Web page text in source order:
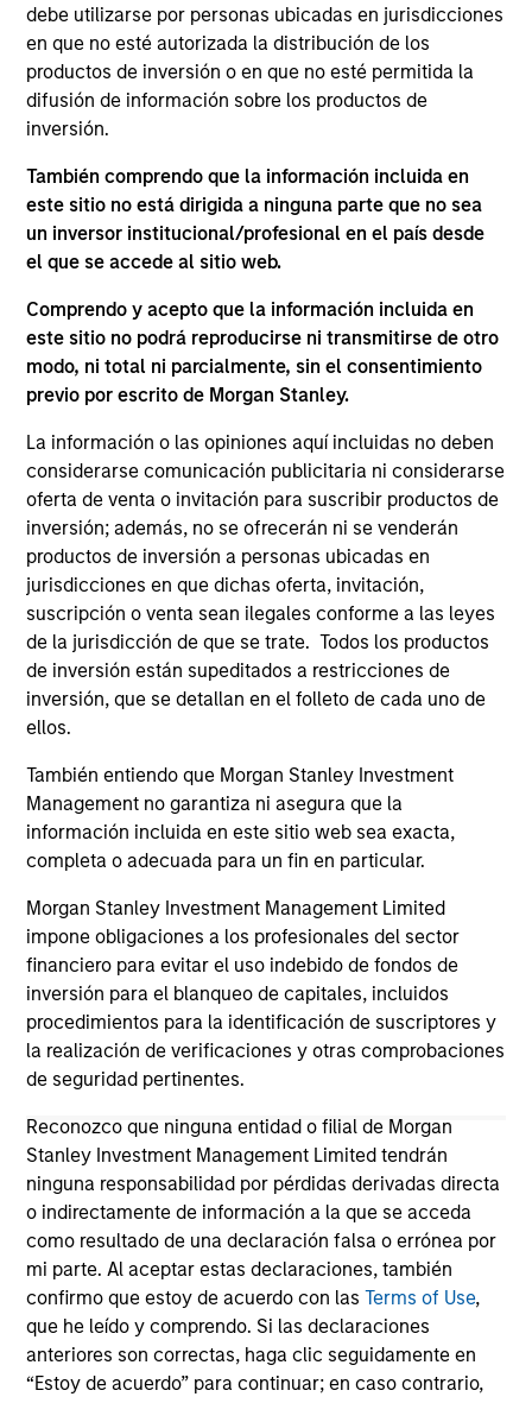
debe utilizarse por personas ubicadas en jurisdicciones
en que no esté autorizada la distribución de los
productos de inversión o en que no esté permitida la
difusión de información sobre los productos de
inversión.
También comprendo que la información incluida en
este sitio no está dirigida a ninguna parte que no sea
un inversor institucional/profesional en el país desde
el que se accede al sitio web.
Comprendo y acepto que la información incluida en
este sitio no podrá reproducirse ni transmitirse de otro
modo, ni total ni parcialmente, sin el consentimiento
previo por escrito de Morgan Stanley.
La información o las opiniones aquí incluidas no deben
considerarse comunicación publicitaria ni considerarse
oferta de venta o invitación para suscribir productos de
inversión; además, no se ofrecerán ni se venderán
productos de inversión a personas ubicadas en
jurisdicciones en que dichas oferta, invitación,
suscripción o venta sean ilegales conforme a las leyes
de la jurisdicción de que se trate. Todos los productos
de inversión están supeditados a restricciones de
inversión, que se detallan en el folleto de cada uno de
ellos.
También entiendo que Morgan Stanley Investment
Management no garantiza ni asegura que la
información incluida en este sitio web sea exacta,
completa o adecuada para un fin en particular.
Morgan Stanley Investment Management Limited
impone obligaciones a los profesionales del sector
financiero para evitar el uso indebido de fondos de
inversión para el blanqueo de capitales, incluidos
procedimientos para la identificación de suscriptores y
la realización de verificaciones y otras comprobaciones
de seguridad pertinentes.
Reconozco que ninguna entidad o filial de Morgan
Stanley Investment Management Limited tendrán
ninguna responsabilidad por pérdidas derivadas directa
o indirectamente de información a la que se acceda
como resultado de una declaración falsa o errónea por
mi parte. Al aceptar estas declaraciones, también
confirmo que estoy de acuerdo con lasTerms of Use,
que he leído y comprendo. Si las declaraciones
anteriores son correctas, haga clic seguidamente en
“Estoy de acuerdo” para continuar; en caso contrario,
View Site
Board Membership
Eric Kanter,David M. Thompson,Patrick
Whitehead,
Investment Team
Morgan Stanley Capital Partners
Press Release
Morgan Stanley Capital Partners Completes
Investment in AWT Labels & Packaging
Dec 18,2020
Morgan Stanley Capital Partners Completes
Investment in AWT Labels & Packaging
Dec 18,2020
As of July 25, 2025. The above is provided for informational
and educational purposes only. There is no guarantee that
the investment mentioned resulted in positive performance
current holdings). The trademarks and service marks above
are the property of their respective owners. The information
on this website has not been authorized, sponsored, or
otherwise approved by such owners. By clicking on any
links shown here, you agree that you are navigating to a
only as a convenience and the inclusion of any hyperlink is
not and does not imply any endorsement, approval,
investigation, verification or monitoring by us of any
information contained in any hyperlinked site. In no event
shall we be responsible for the information contained on
the site or your use of such site.
Morgan Stanley